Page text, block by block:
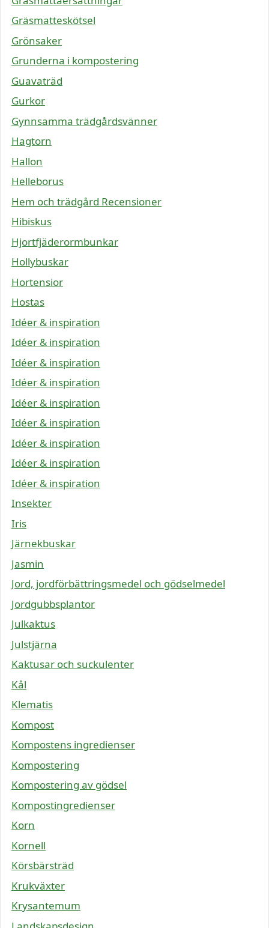
Gräsmatteskötsel
Grönsaker
Grunderna i kompostering
Guavaträd
Gurkor
Gynnsamma trädgårdsvänner
Hagtorn
Hallon
Helleborus
Hem och trädgård Recensioner
Hibiskus
Hjortfjäderormbunkar
Hollybuskar
Hortensior
Hostas
Idéer & inspiration
Idéer & inspiration
Idéer & inspiration
Idéer & inspiration
Idéer & inspiration
Idéer & inspiration
Idéer & inspiration
Idéer & inspiration
Idéer & inspiration
Insekter
Iris
Järnekbuskar
Jasmin
Jord, jordförbättringsmedel och gödselmedel
Jordgubbsplantor
Julkaktus
Julstjärna
Kaktusar och suckulenter
Kål
Klematis
Kompost
Kompostens ingredienser
Kompostering
Kompostering av gödsel
Kompostingredienser
Korn
Kornell
Körsbärsträd
Krukväxter
Krysantemum